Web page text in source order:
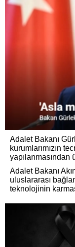
Adalet Bakanı
kurumlarımızın
yapılanmasından
Adalet Bakanı
uluslararası
teknolojinin